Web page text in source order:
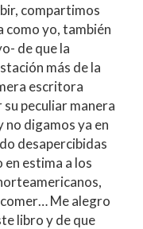
compartimos
como yo, también
de que la
más de la
escritora
peculiar manera
no digamos ya en
desapercibidas
estima a los
comer… Me alegro
libro y de que